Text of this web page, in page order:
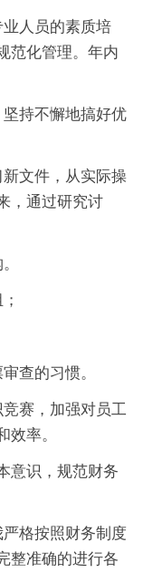
人员的素质培
范化管理。年内
持不懈地搞好优
文件，从实际操
，通过研究讨
查的习惯。
赛，加强对员工
效率。
意识，规范财务
格按照财务制度
整准确的进行各